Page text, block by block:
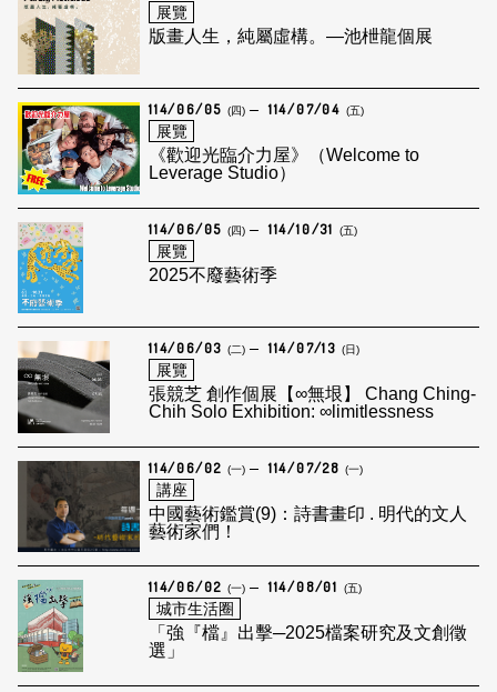
展覽
版畫人生，純屬虛構。—池枻龍個展
114/06/05 (四) 114/07/04 (五)
展覽
《歡迎光臨介力屋》（Welcome to
Leverage Studio）
114/06/05 (四) 114/10/31 (五)
展覽
2025不廢藝術季
114/06/03 (二) 114/07/13 (日)
展覽
張競芝 創作個展【∞無垠】 Chang Ching-
Chih Solo Exhibition: ∞limitlessness
114/06/02 (一) 114/07/28 (一)
講座
中國藝術鑑賞(9)：詩書畫印 . 明代的文人
藝術家們！
114/06/02 (一) 114/08/01 (五)
城市生活圈
「強『檔』出擊─2025檔案研究及文創徵
選」